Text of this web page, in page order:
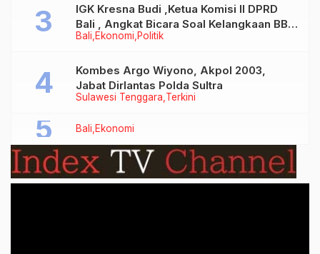
Bali Ekonomi Politik
IGK Kresna Budi ,Ketua Komisi II DPRD
Bali , Angkat Bicara Soal Kelangkaan BBM
Bersubsidi Jenis Solar
Sulawesi Tenggara Terkini
Kombes Argo Wiyono, Akpol 2003,
Jabat Dirlantas Polda Sultra
Bali Ekonomi